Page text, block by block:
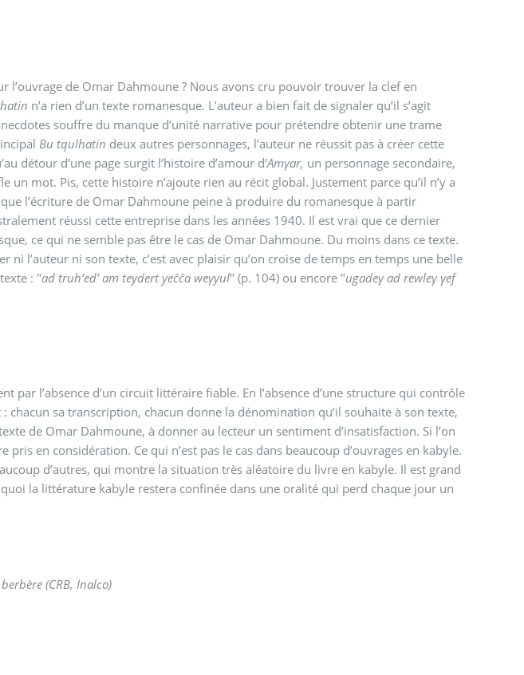
l’ouvrage de Omar Dahmoune ? Nous avons cru pouvoir trouver la clef en
n’a rien d’un texte romanesque. L’auteur a bien fait de signaler qu’il s’agit
souffre du manque d’unité narrative pour prétendre obtenir une trame
Bu tqulhatin deux autres personnages, l’auteur ne réussit pas à créer cette
détour d’une page surgit l’histoire d’amour d’Amγar, un personnage secondaire,
un mot. Pis, cette histoire n’ajoute rien au récit global. Justement parce qu’il n’y a
l’écriture de Omar Dahmoune peine à produire du romanesque à partir
réussi cette entreprise dans les années 1940. Il est vrai que ce dernier
ce qui ne semble pas être le cas de Omar Dahmoune. Du moins dans ce texte.
ni l’auteur ni son texte, c’est avec plaisir qu’on croise de temps en temps une belle
: "ad truh’ed’ am teydert yečča weγyul " (p. 104) ou encore "ugadeγ ad rewleγ γef
par l’absence d’un circuit littéraire fiable. En l’absence d’une structure qui contrôle
chacun sa transcription, chacun donne la dénomination qu’il souhaite à son texte,
de Omar Dahmoune, à donner au lecteur un sentiment d’insatisfaction. Si l’on
pris en considération. Ce qui n’est pas le cas dans beaucoup d’ouvrages en kabyle.
d’autres, qui montre la situation très aléatoire du livre en kabyle. Il est grand
la littérature kabyle restera confinée dans une oralité qui perd chaque jour un
(CRB, Inalco)